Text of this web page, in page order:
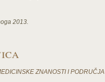
2013.
ZNANOSTI I PODRUČJA